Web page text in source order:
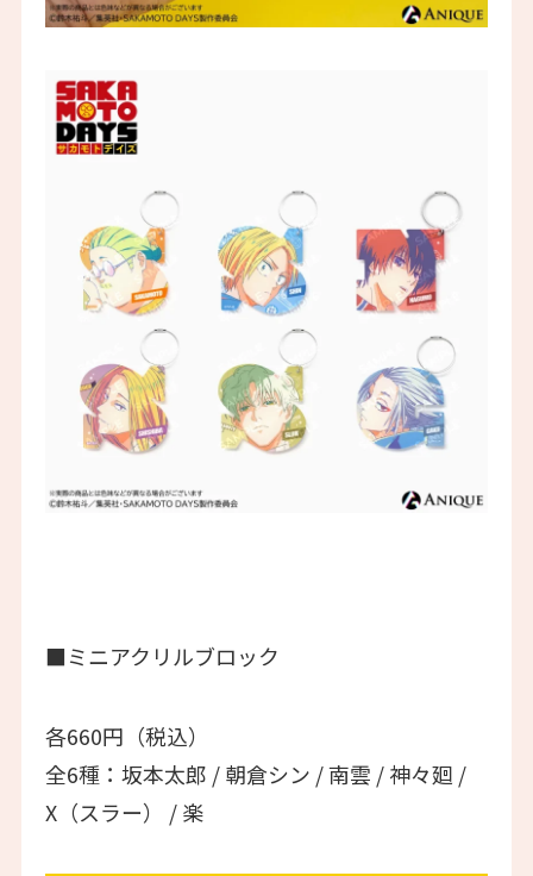
■ミニアクリルブロック
各660円（税込）
全6種：坂本太郎 / 朝倉シン / 南雲 / 神々廻 /
X（スラー） / 楽